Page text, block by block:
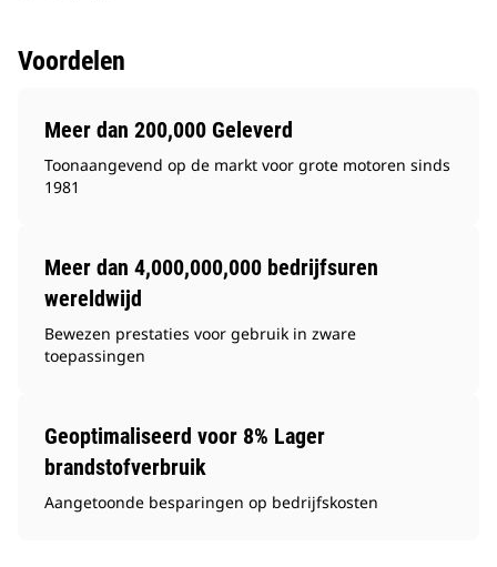
Voordelen
Meer dan 200,000 Geleverd
Toonaangevend op de markt voor grote motoren sinds
1981
Meer dan 4,000,000,000 bedrijfsuren
wereldwijd
Bewezen prestaties voor gebruik in zware
toepassingen
Geoptimaliseerd voor 8% Lager
brandstofverbruik
Aangetoonde besparingen op bedrijfskosten